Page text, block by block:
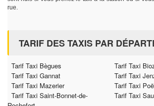
rue.
TARIF DES TAXIS PAR
Tarif Taxi Bègues
Tarif Taxi
Tarif Taxi Gannat
Tarif Taxi
Tarif Taxi Mazerier
Tarif Taxi
Tarif Taxi Saint-Bonnet-de-
Tarif Taxi